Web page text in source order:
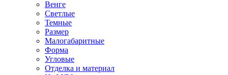
Венге
Светлые
Темные
Размер
Малогабаритные
Форма
Угловые
Отделка и материал